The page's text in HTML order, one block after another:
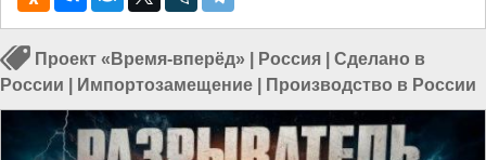
Проект «Время-вперёд» Россия
Сделано в
России
Импортозамещение Производство в России